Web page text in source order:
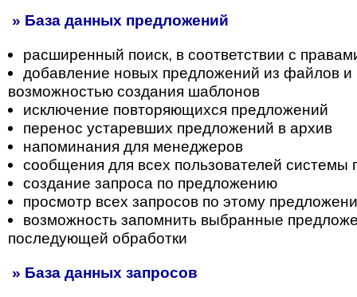
» База данных предложений
расширенный поиск, в соответствии с
добавление новых предложений из файлов
возможностью создания шаблонов
исключение повторяющихся предложений
перенос устаревших предложений в архив
напоминания для менеджеров
сообщения для всех пользователей
создание запроса по предложению
просмотр всех запросов по этому
возможность запомнить выбранные
последующей обработки
» База данных запросов